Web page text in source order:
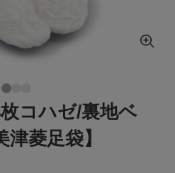
コハゼ/裏地ベ
菱足袋】